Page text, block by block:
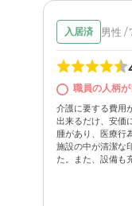
入居済 男性 /
職員の人柄
介護に要する費用
出来るだけ、安価
腫があり、医療行
施設の中が清潔な
た。また、設備も